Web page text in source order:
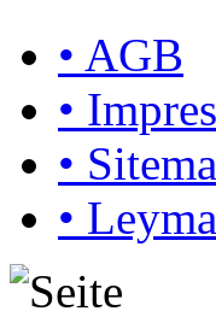
• AGB
•
•
•